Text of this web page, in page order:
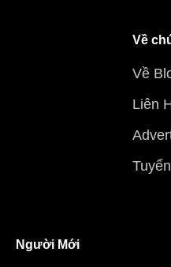
Về
Về
Liên
Người Mới